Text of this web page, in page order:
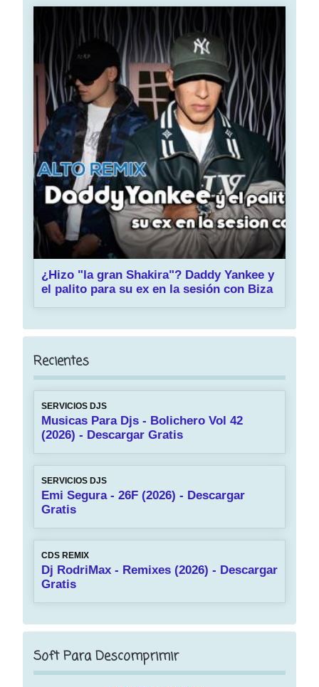
¿Hizo "la gran Shakira"? Daddy Yankee y
el palito para su ex en la sesión con Biza
Recientes
SERVICIOS DJS
Musicas Para Djs - Bolichero Vol 42
(2026) - Descargar Gratis
SERVICIOS DJS
Emi Segura - 26F (2026) - Descargar
Gratis
CDS REMIX
Dj RodriMax - Remixes (2026) - Descargar
Gratis
Soft Para Descomprimir